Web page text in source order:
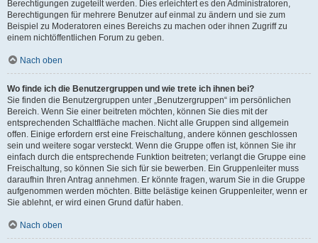
Berechtigungen zugeteilt werden. Dies erleichtert es den Administratoren,
Berechtigungen für mehrere Benutzer auf einmal zu ändern und sie zum
Beispiel zu Moderatoren eines Bereichs zu machen oder ihnen Zugriff zu
einem nichtöffentlichen Forum zu geben.
Nach oben
Wo finde ich die Benutzergruppen und wie trete ich ihnen bei?
Sie finden die Benutzergruppen unter „Benutzergruppen“ im persönlichen
Bereich. Wenn Sie einer beitreten möchten, können Sie dies mit der
entsprechenden Schaltfläche machen. Nicht alle Gruppen sind allgemein
offen. Einige erfordern erst eine Freischaltung, andere können geschlossen
sein und weitere sogar versteckt. Wenn die Gruppe offen ist, können Sie ihr
einfach durch die entsprechende Funktion beitreten; verlangt die Gruppe eine
Freischaltung, so können Sie sich für sie bewerben. Ein Gruppenleiter muss
daraufhin Ihren Antrag annehmen. Er könnte fragen, warum Sie in die Gruppe
aufgenommen werden möchten. Bitte belästige keinen Gruppenleiter, wenn er
Sie ablehnt, er wird einen Grund dafür haben.
Nach oben